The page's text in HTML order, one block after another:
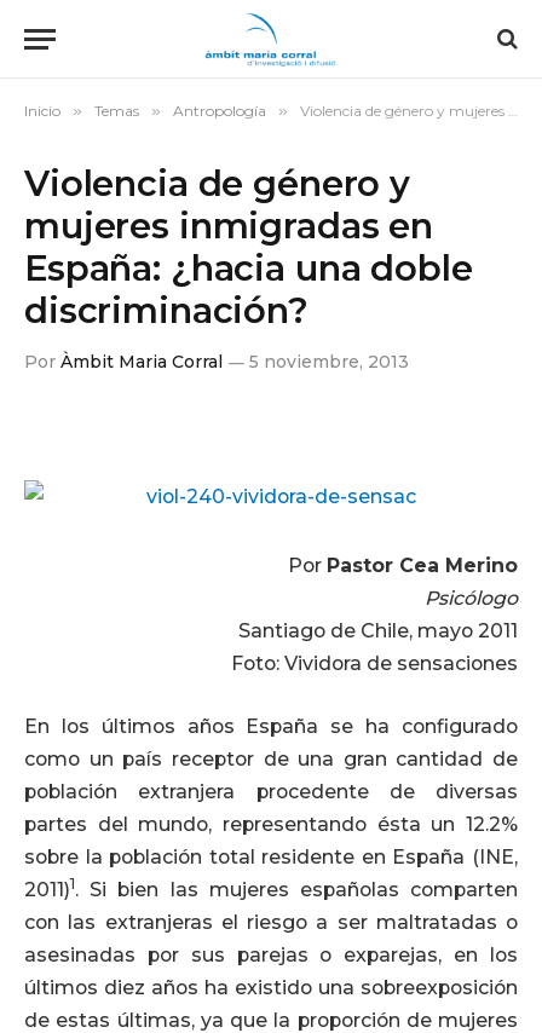
Inicio » Temas » Antropología » Violencia de género y mujeres inmigradas en España: ¿hacia una doble discriminación?
Violencia de género y
mujeres inmigradas en
España: ¿hacia una doble
discriminación?
Por Àmbit Maria Corral 5 noviembre, 2013
Por Pastor Cea Merino
Psicólogo
Santiago de Chile, mayo 2011
Foto: Vividora de sensaciones
En los últimos años España se ha configurado
como un país receptor de una gran cantidad de
población extranjera procedente de diversas
partes del mundo, representando ésta un 12.2%
sobre la población total residente en España (INE,
2011)1. Si bien las mujeres españolas comparten
con las extranjeras el riesgo a ser maltratadas o
asesinadas por sus parejas o exparejas, en los
últimos diez años ha existido una sobreexposición
de estas últimas, ya que la proporción de mujeres